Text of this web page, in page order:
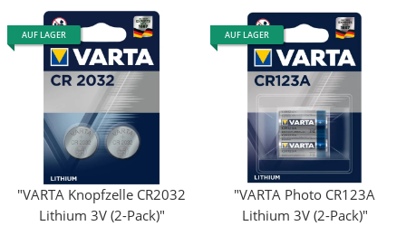
AUF LAGER
"VARTA Knopfzelle CR2032
Lithium 3V (2-Pack)"
AUF LAGER
"VARTA Photo CR123A
Lithium 3V (2-Pack)"